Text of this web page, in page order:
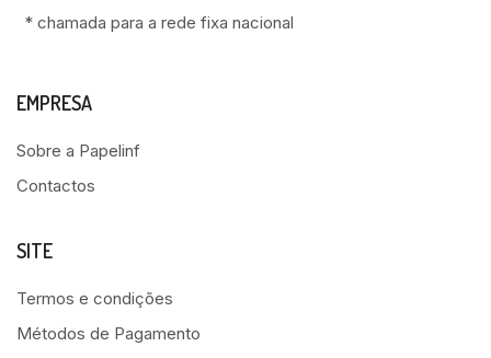
* chamada para a rede fixa nacional
EMPRESA
Sobre a Papelinf
Contactos
SITE
Termos e condições
Métodos de Pagamento